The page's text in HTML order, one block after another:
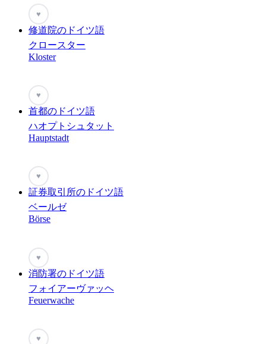
♥
修道院のドイツ語
クロースター
Kloster
♥
首都のドイツ語
ハオプトシュタット
Hauptstadt
♥
証券取引所のドイツ語
ベールゼ
Börse
♥
消防署のドイツ語
フォイアーヴァッヘ
Feuerwache
♥